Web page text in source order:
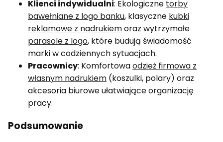
Klienci indywidualni: Ekologiczne torby
bawełniane z logo banku, klasyczne kubki
reklamowe z nadrukiemoraz wytrzymałe
parasole z logo, które budują świadomość
marki w codziennych sytuacjach.
Pracownicy: Komfortowaodzież firmowa z
własnym nadrukiem (koszulki, polary) oraz
akcesoria biurowe ułatwiające organizację
pracy.
Podsumowanie